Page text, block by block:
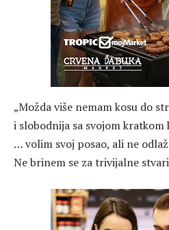
„Možda više nemam kosu do
i slobodnija sa svojom
… volim svoj posao, ali ne
Ne brinem se za trivijalne